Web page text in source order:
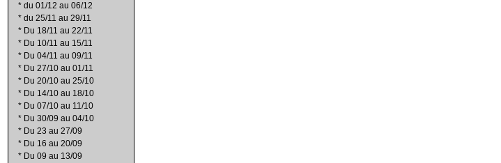
* du 01/12 au 06/12
* du 25/11 au 29/11
* Du 18/11 au 22/11
* Du 10/11 au 15/11
* Du 04/11 au 09/11
* Du 27/10 au 01/11
* Du 20/10 au 25/10
* Du 14/10 au 18/10
* Du 07/10 au 11/10
* Du 30/09 au 04/10
* Du 23 au 27/09
* Du 16 au 20/09
* Du 09 au 13/09